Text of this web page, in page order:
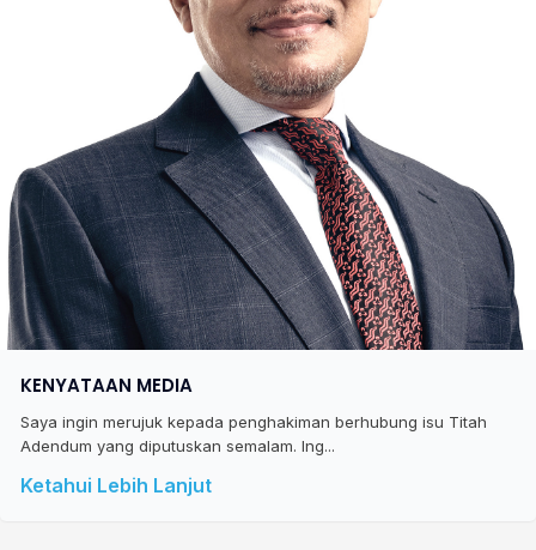
KENYATAAN MEDIA
Saya ingin merujuk kepada penghakiman berhubung isu Titah
Adendum yang diputuskan semalam. Ing...
Ketahui Lebih Lanjut